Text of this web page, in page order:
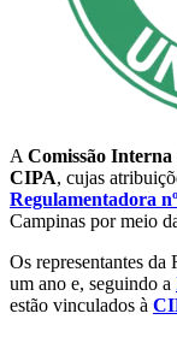
A Comissão Interna
CIPA, cujas
Regulamentadora
Campinas por meio
Os representantes
um ano e, seguindo a
estão vinculados à